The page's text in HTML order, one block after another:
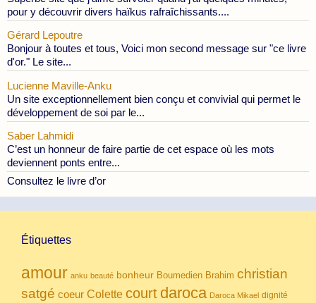
pour y découvrir divers haïkus rafraîchissants....
Gérard Lepoutre
Bonjour à toutes et tous, Voici mon second message sur "ce livre
d'or." Le site...
Lucienne Maville-Anku
Un site exceptionnellement bien conçu et convivial qui permet le
développement de soi par le...
Saber Lahmidi
C’est un honneur de faire partie de cet espace où les mots
deviennent ponts entre...
Consultez le livre d’or
Étiquettes
amour anku beauté bonheur Boumedien Brahim christian
satgé coeur Colette court daroca Daroca Mikael dignité